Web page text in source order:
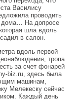
Василису
проводить
дома… На допросе
шла вдоль
в салон.
вдоль первой
тропа
за счет фонарей
biz.ru, здесь была
машинам,
Мелекеску сейчас
Каждый день